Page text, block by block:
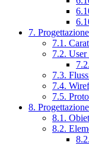
7.
7.1.
7.2. User
7.3.
7.4.
7.5.
8.
8.1.
8.2.